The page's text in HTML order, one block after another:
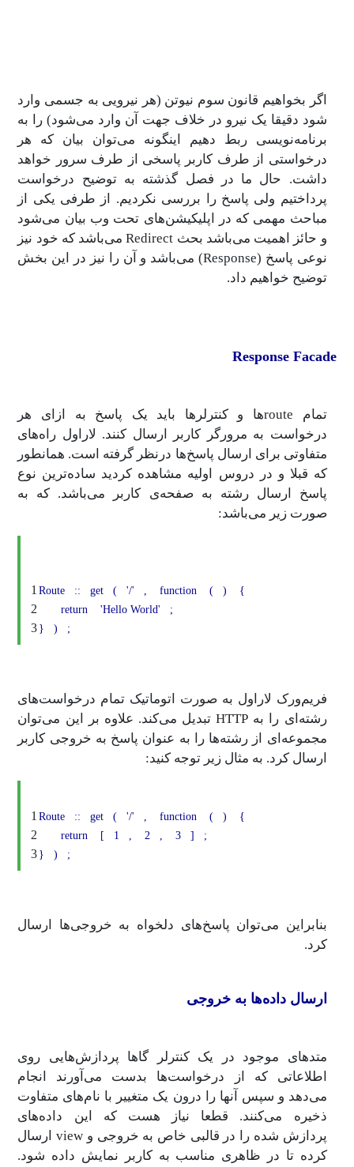
اگر بخواهیم قانون سوم نیوتن (هر نیرویی به جسمی وارد
شود دقیقا یک نیرو در خلاف جهت آن وارد می‌شود) را به
برنامه‌نویسی ربط دهیم اینگونه می‌توان بیان که هر
درخواستی از طرف کاربر پاسخی از طرف سرور خواهد
داشت. حال ما در فصل گذشته به توضیح درخواست
پرداختیم ولی پاسخ را بررسی نکردیم. از طرفی یکی از
مباحث مهمی که در اپلیکیشن‌های تحت وب بیان می‌شود
و حائز اهمیت می‌باشد بحث Redirect می‌باشد که خود نیز
نوعی پاسخ (Response) می‌باشد و آن را نیز در این بخش
توضیح خواهیم داد.
Response Facade
تمام routeها و کنترلرها باید یک پاسخ به ازای هر
درخواست به مرورگر کاربر ارسال کنند. لاراول راه‌های
متفاوتی برای ارسال پاسخ‌ها درنظر گرفته است. همانطور
که قبلا و در دروس اولیه مشاهده کردید ساده‌ترین نوع
پاسخ ارسال رشته به صفحه‌ی کاربر می‌باشد. که به
صورت زیر می‌باشد:
1
2
3
Route :: get ( '/' , function ( )
{
return
'Hello World'
;
}
) ;
فریم‌ورک لاراول به صورت اتوماتیک تمام درخواست‌های
رشته‌ای را به HTTP‌ تبدیل می‌کند. علاوه بر این می‌توان
مجموعه‌ای از رشته‌ها را به عنوان پاسخ به خروجی کاربر
ارسال کرد. به مثال زیر توجه کنید:
1
2
3
Route :: get ( '/' , function ( )
{
return
[ 1 , 2 , 3 ]
;
}
) ;
بنابراین می‌توان پاسخ‌های دلخواه به خروجی‌ها ارسال
کرد.
ارسال داده‌ها به خروجی
متدهای موجود در یک کنترلر گاها پردازش‌هایی روی
اطلاعاتی که از درخواست‌ها بدست می‌آورند انجام
می‌دهد و سپس آنها را درون یک متغییر با نام‌های متفاوت
ذخیره می‌کنند. قطعا نیاز هست که این داده‌های
پردازش ‌شده را در قالبی خاص به خروجی و view ارسال
کرده تا در ظاهری مناسب به کاربر نمایش داده شود.